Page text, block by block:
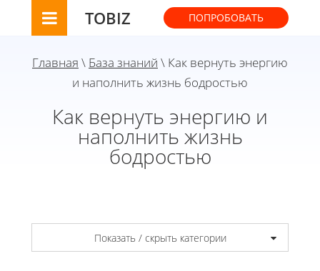
TOBIZ ПОПРОБОВАТЬ
Главная \ База знаний \ Как вернуть энергию
и наполнить жизнь бодростью
Как вернуть энергию и
наполнить жизнь
бодростью
Показать / скрыть категории